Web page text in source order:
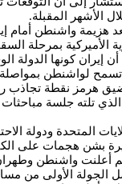
الأشهر المقبلة.
هزيمة واشنطن أمام
الأميركية بمرحلة
إيران كونها الدولة
تسمح لواشنطن
هرمز نقطة تجاذب
تلته جلسة
بشن هجمات على
وطهران يوم 8 نيسان (أبريل) هدنة مؤقتة